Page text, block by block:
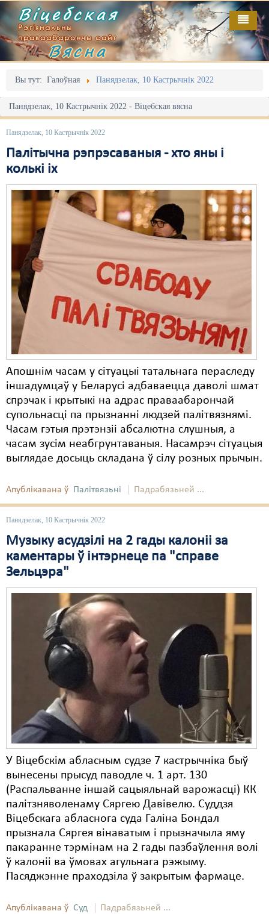
Віцебская
Рэгіянальны
праваабарончы сайт
Вясна
Вы тут: Галоўная Панядзелак, 10 Кастрычнік 2022
Панядзелак, 10 Кастрычнік 2022 - Віцебская вясна
Панядзелак, 10 Кастрычнік 2022
Палітычна рэпрэсаваныя - хто яны і
колькі іх
Апошнім часам у сітуацыі татальнага пераследу
іншадумцаў у Беларусі адбаваецца даволі шмат
спрэчак і крытыкі на адрас праваабарончай
супольнасці па прызнанні людзей палітвязнямі.
Часам гэтыя прэтэнзіі абсалютна слушныя, а
часам зусім неабгрунтаваныя. Насамрэч сітуацыя
выглядае досыць складана ў сілу розных прычын.
Апублікавана ў Палітвязьні Падрабязьней ...
Панядзелак, 10 Кастрычнік 2022
Музыку асудзілі на 2 гады калоніі за
каментары ў інтэрнеце па "справе
Зельцэра"
У Віцебскім абласным судзе 7 кастрычніка быў
вынесены прысуд паводле ч. 1 арт. 130
(Распальванне іншай сацыяльнай варожасці) КК
палітзняволенаму Сяргею Давівелю. Суддзя
Віцебскага абласнога суда Галіна Бондал
прызнала Сяргея вінаватым і прызначыла яму
пакаранне тэрмінам на 2 гады пазбаўлення волі
ў калоніі ва ўмовах агульнага рэжыму.
Пасяджэнне праходзіла ў закрытым фармаце.
Апублікавана ў Суд Падрабязьней ...
Галоўная
Адміністрацыйны перасьлед
Акцыі
Выбары
Грамадзянскія ініцыятывы
Дзяржава
Дыскрымінацыя
Затрыманьні
Карная псыхіятрыя
КПЧ ААН
Культурныя правы
ЛПП
Мігранты
Мірныя сходы
Палітвязьні
Праваабаронцы
Правы дзіцяці
Пэнітэнцыярная сыстэма
Рознае
Свабода слова
Сьмяротнае пакараньне
Правы працоўных
Сацыяльныя правы
Выданьні
Відэа
Пра нас
RSS